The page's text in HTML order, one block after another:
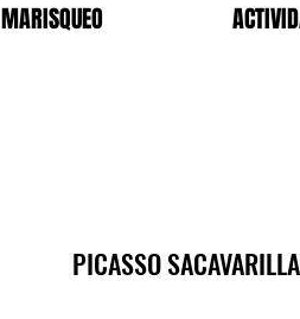
MARISQUEO
PICASSO